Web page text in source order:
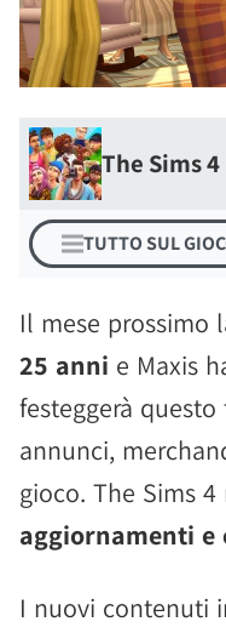
The Sims 4
TUTTO SUL
Il mese prossimo
25 anni e Maxis
festeggerà
annunci,
gioco. The Sims 4
aggiornamenti
I nuovi contenuti